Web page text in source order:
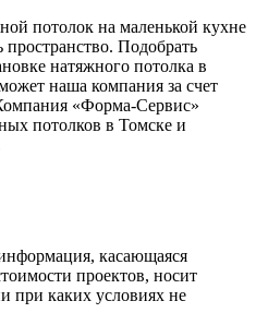
потолок на маленькой кухне
Подобрать
натяжного потолка в
наша компания за счет
«Форма-Сервис»
потолков в Томске и
касающаяся
проектов, носит
при каких условиях не